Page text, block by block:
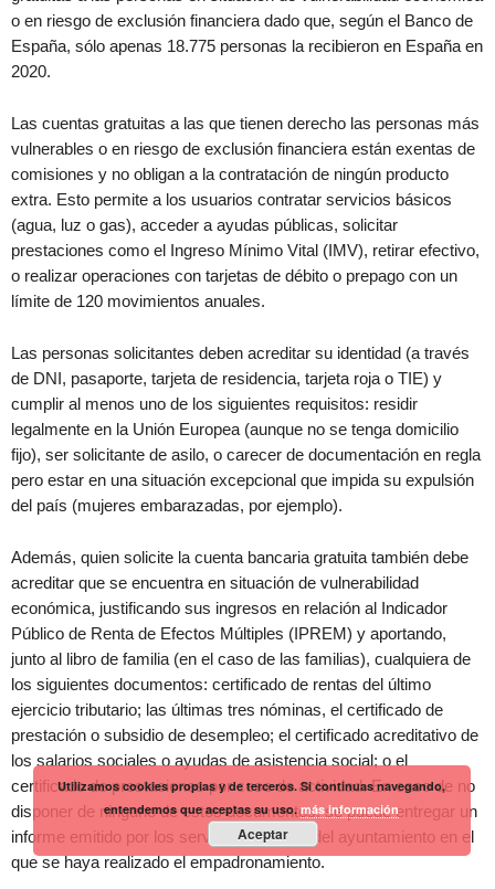
o en riesgo de exclusión financiera dado que, según el Banco de
España, sólo apenas 18.775 personas la recibieron en España en
2020.
Las cuentas gratuitas a las que tienen derecho las personas más
vulnerables o en riesgo de exclusión financiera están exentas de
comisiones y no obligan a la contratación de ningún producto
extra. Esto permite a los usuarios contratar servicios básicos
(agua, luz o gas), acceder a ayudas públicas, solicitar
prestaciones como el Ingreso Mínimo Vital (IMV), retirar efectivo,
o realizar operaciones con tarjetas de débito o prepago con un
límite de 120 movimientos anuales.
Las personas solicitantes deben acreditar su identidad (a través
de DNI, pasaporte, tarjeta de residencia, tarjeta roja o TIE) y
cumplir al menos uno de los siguientes requisitos: residir
legalmente en la Unión Europea (aunque no se tenga domicilio
fijo), ser solicitante de asilo, o carecer de documentación en regla
pero estar en una situación excepcional que impida su expulsión
del país (mujeres embarazadas, por ejemplo).
Además, quien solicite la cuenta bancaria gratuita también debe
acreditar que se encuentra en situación de vulnerabilidad
económica, justificando sus ingresos en relación al Indicador
Público de Renta de Efectos Múltiples (IPREM) y aportando,
junto al libro de familia (en el caso de las familias), cualquiera de
los siguientes documentos: certificado de rentas del último
ejercicio tributario; las últimas tres nóminas, el certificado de
prestación o subsidio de desempleo; el certificado acreditativo de
los salarios sociales o ayudas de asistencia social; o el
certificado de prestaciones por cese de actividad. En caso de no
disponer de ninguno de estos documentos, se puede entregar un
informe emitido por los servicios sociales del ayuntamiento en el
que se haya realizado el empadronamiento.
Utilizamos cookies propias y de terceros. Si continuas navegando,
entendemos que aceptas su uso.más información
Aceptar